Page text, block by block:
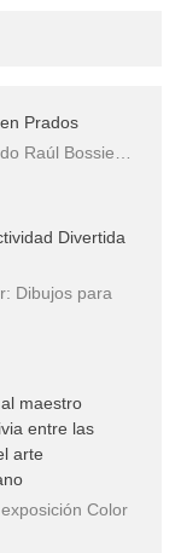
Prados
Raúl Bossie…
Divertida
Dibujos para
maestro
entre las
arte
Color